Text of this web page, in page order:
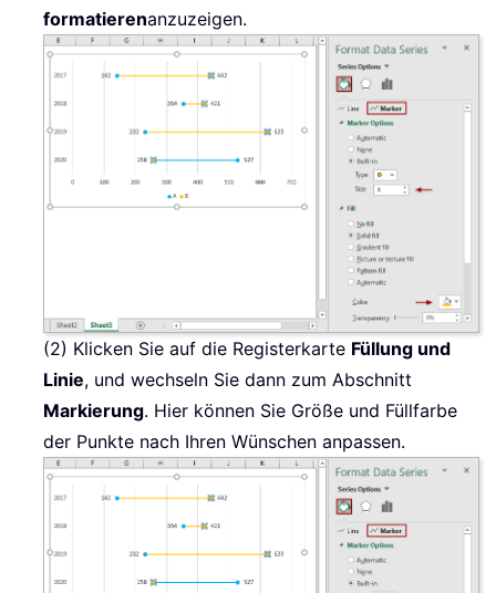
formatierenanzuzeigen.
(2) Klicken Sie auf die Registerkarte Füllung und
Linie, und wechseln Sie dann zum Abschnitt
Markierung. Hier können Sie Größe und Füllfarbe
der Punkte nach Ihren Wünschen anpassen.